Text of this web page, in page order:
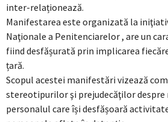
inter-relaționează.
Manifestarea este organizată la
Naţionale a Penitenciarelor , are un
fiind desfășurată prin implicarea
țară.
Scopul acestei manifestări vizează
stereotipurilor şi prejudecăţilor despre
personalul care își desfășoară